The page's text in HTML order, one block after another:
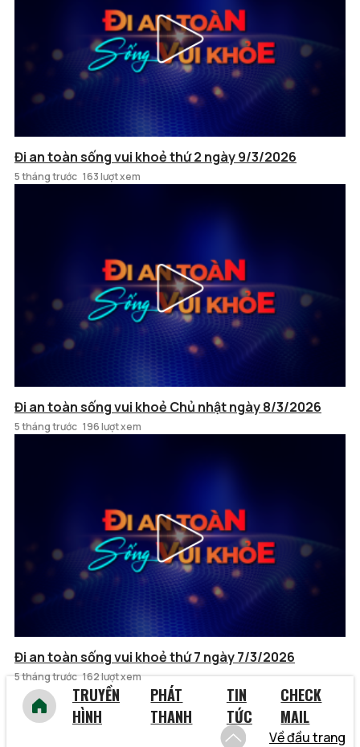
Đi an toàn sống vui khoẻ thứ 2 ngày 9/3/2026
5 tháng trước 163 lượt xem
Đi an toàn sống vui khoẻ Chủ nhật ngày 8/3/2026
5 tháng trước 196 lượt xem
Đi an toàn sống vui khoẻ thứ 7 ngày 7/3/2026
5 tháng trước 162 lượt xem
TRUYỀN
HÌNH
PHÁT
THANH
TIN
TỨC
CHECK
MAIL
Về đầu trang